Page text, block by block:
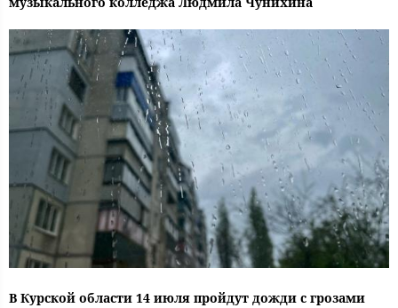
В Курской области 14 июля пройдут дожди с грозами